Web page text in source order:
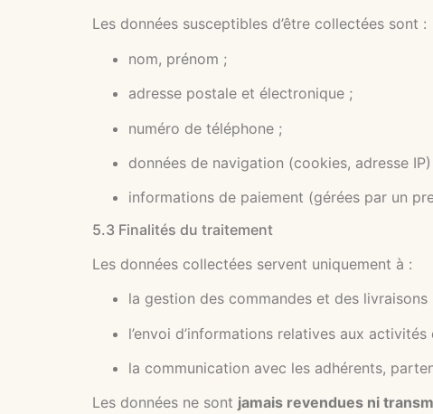
Les données susceptibles d’être collectées sont :
nom, prénom ;
adresse postale et électronique ;
numéro de téléphone ;
données de navigation (cookies, adresse
informations de paiement (gérées par un
5.3 Finalités du traitement
Les données collectées servent uniquement à :
la gestion des commandes et des livraisons
l’envoi d’informations relatives aux activités
la communication avec les adhérents,
Les données ne sont jamais revendues ni